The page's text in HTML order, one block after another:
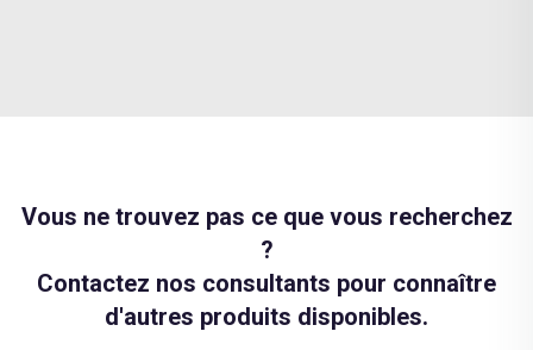
Vous ne trouvez pas ce que vous recherchez
?
Contactez nos consultants pour connaître
d'autres produits disponibles.